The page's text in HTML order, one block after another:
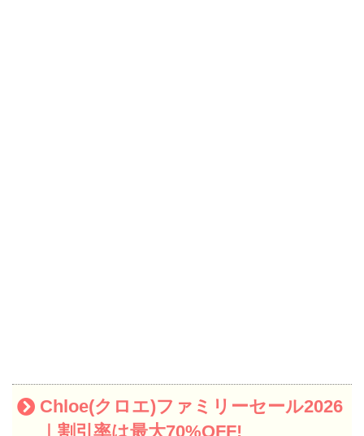
Chloe(クロエ)ファミリーセール2026
｜割引率は最大70%OFF!